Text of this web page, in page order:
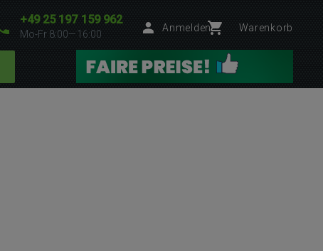
+49 25 197 159 962
Mo-Fr 8:00—16:00
Anmelden Warenkorb